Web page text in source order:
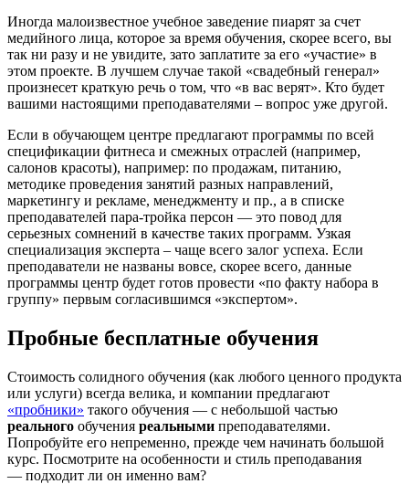
Иногда малоизвестное учебное заведение пиарят за счет
медийного лица, которое за время обучения, скорее всего, вы
так ни разу и не увидите, зато заплатите за его «участие» в
этом проекте. В лучшем случае такой «свадебный генерал»
произнесет краткую речь о том, что «в вас верят». Кто будет
вашими настоящими преподавателями – вопрос уже другой.
Если в обучающем центре предлагают программы по всей
спецификации фитнеса и смежных отраслей (например,
салонов красоты), например: по продажам, питанию,
методике проведения занятий разных направлений,
маркетингу и рекламе, менеджменту и пр., а в списке
преподавателей пара-тройка персон — это повод для
серьезных сомнений в качестве таких программ. Узкая
специализация эксперта – чаще всего залог успеха. Если
преподаватели не названы вовсе, скорее всего, данные
программы центр будет готов провести «по факту набора в
группу» первым согласившимся «экспертом».
Пробные бесплатные обучения
Стоимость солидного обучения (как любого ценного продукта
или услуги) всегда велика, и компании предлагают
«пробники» такого обучения — с небольшой частью
реального обучения реальными преподавателями.
Попробуйте его непременно, прежде чем начинать большой
курс. Посмотрите на особенности и стиль преподавания
— подходит ли он именно вам?